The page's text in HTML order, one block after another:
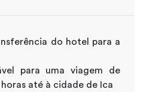
do hotel para a
para uma viagem de
até à cidade de Ica